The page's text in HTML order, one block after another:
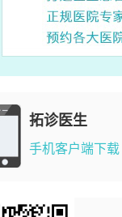
拓诊医生
手机客户端下载